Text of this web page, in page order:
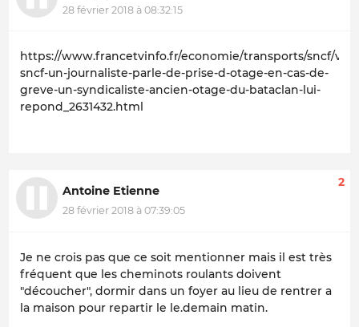
28 février 2018 à 08:32:15
https://www.francetvinfo.fr/economie/transports/sncf/
sncf-un-journaliste-parle-de-prise-d-otage-en-cas-de-
greve-un-syndicaliste-ancien-otage-du-bataclan-lui-
repond_2631432.html
Antoine Etienne
28 février 2018 à 07:39:05
2
Je ne crois pas que ce soit mentionner mais il est très
fréquent que les cheminots roulants doivent
"découcher", dormir dans un foyer au lieu de rentrer a
la maison pour repartir le le.demain matin.